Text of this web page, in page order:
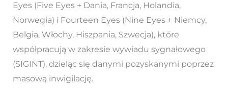
Eyes (Five Eyes + Dania, Francja, Holandia,
Norwegia) i Fourteen Eyes (Nine Eyes + Niemcy,
Belgia, Włochy, Hiszpania, Szwecja), które
współpracują w zakresie wywiadu sygnałowego
(SIGINT), dzieląc się danymi pozyskanymi poprzez
masową inwigilację.